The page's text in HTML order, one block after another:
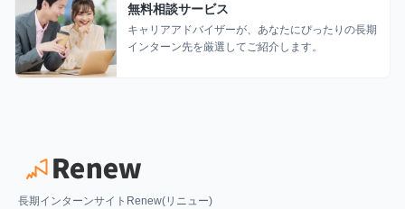
無料相談サービス
キャリアアドバイザーが、あなたにぴったりの長期
インターン先を厳選してご紹介します。
長期インターンサイトRenew(リニュー)